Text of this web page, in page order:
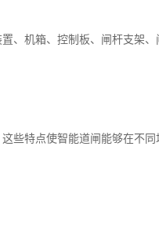
、机箱、控制板、闸杆支架
些特点使智能道闸能够在不